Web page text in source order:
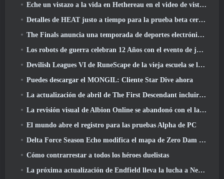
Eche un vistazo a la vida en Hethereau en el video de vista previa del juego de lanzamiento de Neverness To Everness
Detalles de HEAT justo a tiempo para la prueba beta cerrada
The Finals anuncia una temporada de deportes electrónicos de 200.000 dólares
Los robots de guerra celebran 12 Años con el evento de juegos robóticos marcianos
Devilish Leagues VI de RuneScape de la vieja escuela se lanza hoy
Puedes descargar el MONGIL: Cliente Star Dive ahora
La actualización de abril de The First Descendant incluirá la versión Beta del nuevo contenido del juego final
La revisión visual de Albion Online se abandonó con el lanzamiento de la actualización Radiant Wilds hoy
El mundo abre el registro para las pruebas Alpha de PC
Delta Force Season Echo modifica el mapa de Zero Dam y amplía la jugabilidad de operaciones
Cómo contrarrestar a todos los héroes duelistas
La próxima actualización de Endfield lleva la lucha a Nefarith